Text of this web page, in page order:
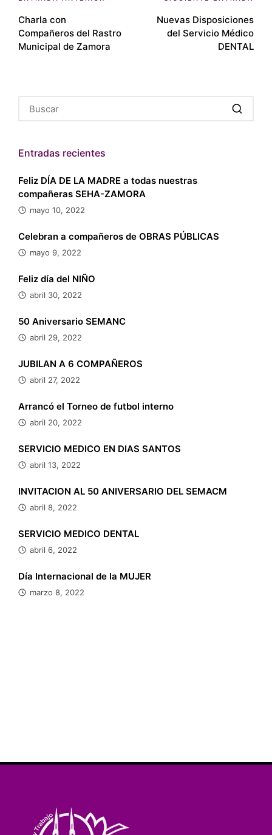
de
entradas
Charla con
Compañeros del Rastro
Municipal de Zamora
Nuevas Disposiciones
del Servicio Médico
DENTAL
Entradas recientes
Feliz DÍA DE LA MADRE a todas nuestras
compañeras SEHA-ZAMORA
mayo 10, 2022
Celebran a compañeros de OBRAS PÚBLICAS
mayo 9, 2022
Feliz día del NIÑO
abril 30, 2022
50 Aniversario SEMANC
abril 29, 2022
JUBILAN A 6 COMPAÑEROS
abril 27, 2022
Arrancó el Torneo de futbol interno
abril 20, 2022
SERVICIO MEDICO EN DIAS SANTOS
abril 13, 2022
INVITACION AL 50 ANIVERSARIO DEL SEMACM
abril 8, 2022
SERVICIO MEDICO DENTAL
abril 6, 2022
Día Internacional de la MUJER
marzo 8, 2022